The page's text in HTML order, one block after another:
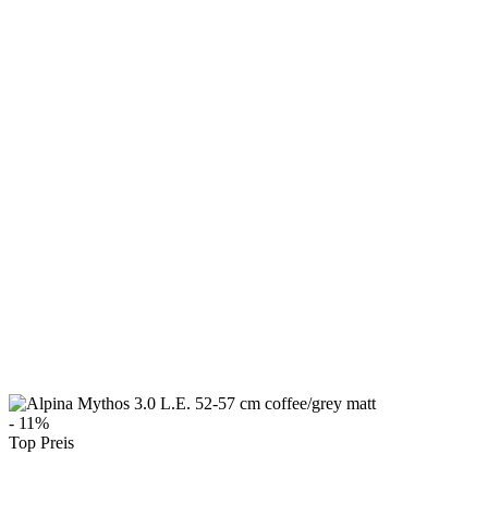
- 11%
Top Preis